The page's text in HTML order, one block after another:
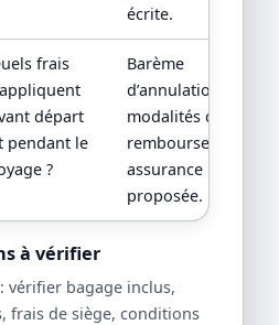
écrite.
frais
départ
pendant le
?
Barème
d’annulation,
modalités de
remboursement,
assurance
proposée.
à vérifier
vérifier bagage inclus,
frais de siège, conditions